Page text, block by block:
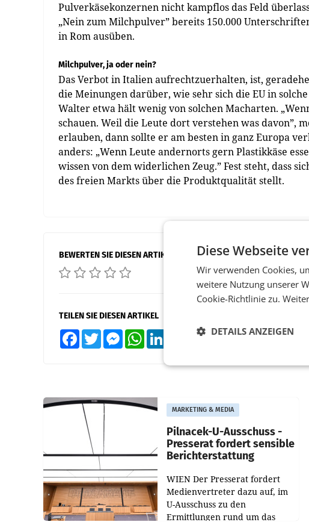
Pulverkäsekonzernen nicht kampflos das Feld
„Nein zum Milchpulver” bereits 150.000
in Rom ausüben.
Milchpulver, ja oder nein?
Das Verbot in Italien aufrechtzuerhalten, ist,
die Meinungen darüber, wie sehr sich die EU in
Walter etwa hält wenig von solchen Macharten.
schauen. Weil die Leute dort verstehen was davon”,
erlauben, dann sollte er am besten in ganz Europa
anders: „Wenn Leute andernorts gern Plastikkäse
wissen von dem widerlichen Zeug.” Fest steht, dass
des freien Markts über die Produktqualität stellt.
BEWERTEN SIE DIESEN ARTIKEL
TEILEN SIE DIESEN ARTIKEL
FacebookTwitter MessengerWhatsApp XING Teilen
MARKETING & MEDIA
Pilnacek-U-Ausschuss -
Presserat fordert sensible
Berichterstattung
WIEN Der Presserat fordert
Medienvertreter dazu auf, im
U-Ausschuss zu den
Ermittlungen rund um das
Diese Webseite
Wir verwenden Cookies,
weitere Nutzung unserer
Cookie-Richtlinie zu.
DETAILS ANZEIGEN